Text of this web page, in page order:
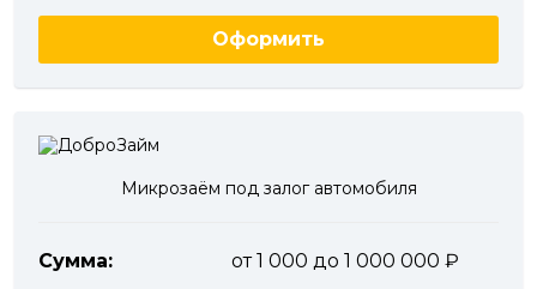
Оформить
Микрозаём под залог автомобиля
Сумма:
от 1 000 до 1 000 000